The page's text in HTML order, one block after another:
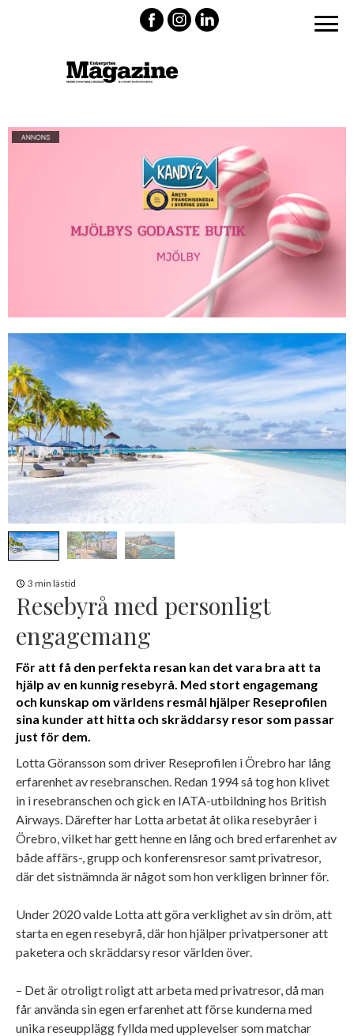
3 min lästid
Resebyrå med personligt
engagemang
För att få den perfekta resan kan det vara bra att ta
hjälp av en kunnig resebyrå. Med stort engagemang
och kunskap om världens resmål hjälper Reseprofilen
sina kunder att hitta och skräddarsy resor som passar
just för dem.
Lotta Göransson som driver Reseprofilen i Örebro har lång
erfarenhet av resebranschen. Redan 1994 så tog hon klivet
in i resebranschen och gick en IATA-utbildning hos British
Airways. Därefter har Lotta arbetat åt olika resebyråer i
Örebro, vilket har gett henne en lång och bred erfarenhet av
både affärs-, grupp och konferensresor samt privatresor,
där det sistnämnda är något som hon verkligen brinner för.
Under 2020 valde Lotta att göra verklighet av sin dröm, att
starta en egen resebyrå, där hon hjälper privatpersoner att
paketera och skräddarsy resor världen över.
– Det är otroligt roligt att arbeta med privatresor, då man
får använda sin egen erfarenhet att förse kunderna med
unika reseupplägg fyllda med upplevelser som matchar